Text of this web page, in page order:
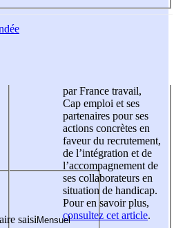
saisi
par France travail,
Cap emploi et ses
partenaires pour ses
actions concrètes en
faveur du recrutement,
de l’intégration et de
l’accompagnement de
ses collaborateurs en
situation de handicap.
Pour en savoir plus,
consultez cet article.